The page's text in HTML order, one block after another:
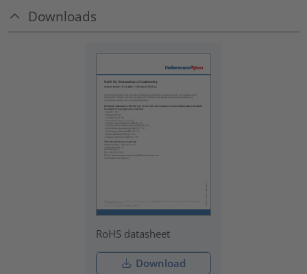
Downloads
RoHS datasheet
Download